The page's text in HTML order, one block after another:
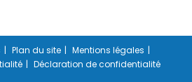
Plan du site
Mentions légales
Déclaration de confidentialité